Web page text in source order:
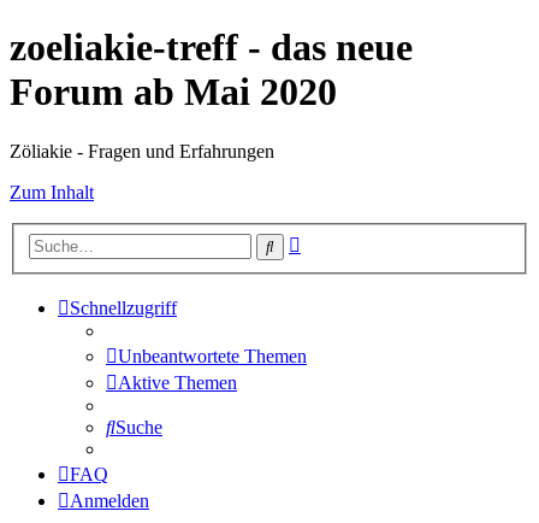
zoeliakie-treff - das neue
Forum ab Mai 2020
Zöliakie - Fragen und Erfahrungen
Zum Inhalt
Suche
Schnellzugriff
Unbeantwortete Themen
Aktive Themen
Suche
FAQ
Anmelden